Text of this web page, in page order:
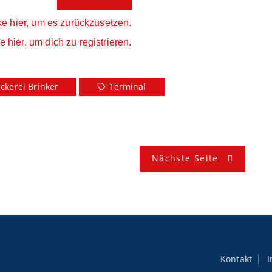
hier, um es zurückzusetzen.
hier, um dich zu registrieren.
Brinker Terminal
Nächste Seite
Kontakt